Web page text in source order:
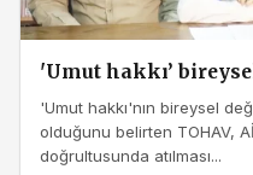
'Umut hakkı’
'Umut hakkı'nın bireysel
olduğunu belirten TOHAV,
doğrultusunda atılması...